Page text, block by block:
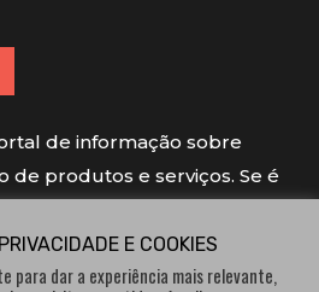
de informação sobre
de produtos e serviços. Se é
do “Produto do
E COOKIES
para dar a experiência mais relevante,